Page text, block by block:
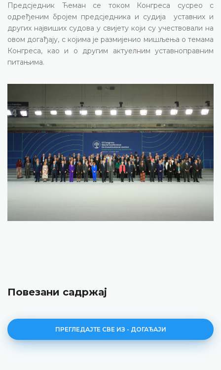
Предсједник Ћеман се током Конгреса сусрео с
одређеним бројем предсједника и судија уставних и
других највиших судова у свијету који су учествовали на
овом догађају, с којима је размијенио мишљења о темама
Конгреса, као и о другим актуелним уставноправним
питањима.
Повезани садржај
ПРЕГЛЕДАЈТЕ СВЕ ИЗ - ДОГАЂАЈИ